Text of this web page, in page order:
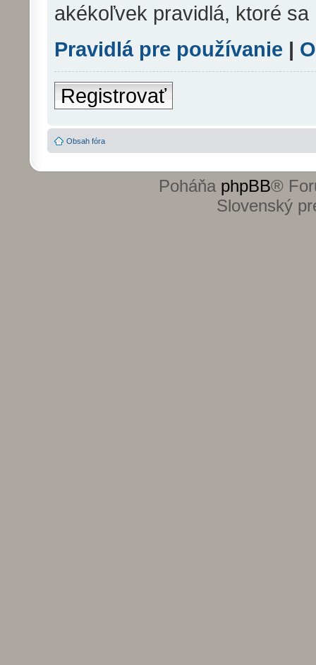
akékoľvek pravidlá, ktoré sa
Pravidlá pre používanie |
Registrovať
Obsah fóra
Poháňa phpBB®
Slovenský